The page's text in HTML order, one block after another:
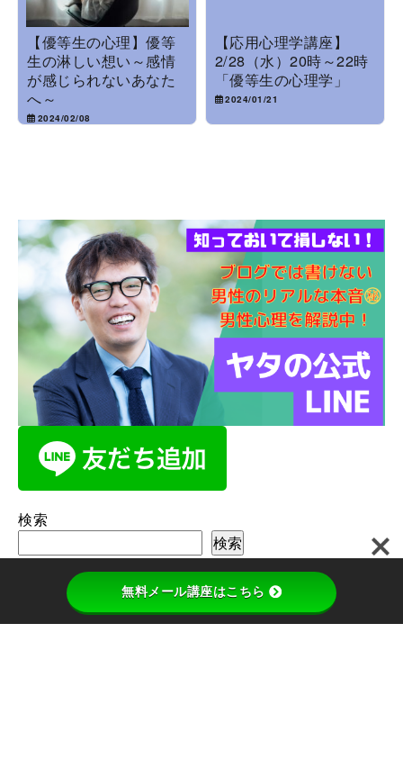
【優等生の心理】優等
生の淋しい想い～感情
が感じられないあなた
へ～
2024/02/08
【応用心理学講座】
2/28（水）20時～22時
「優等生の心理学」
2024/01/21
検索
検索
無料メール講座はこちら